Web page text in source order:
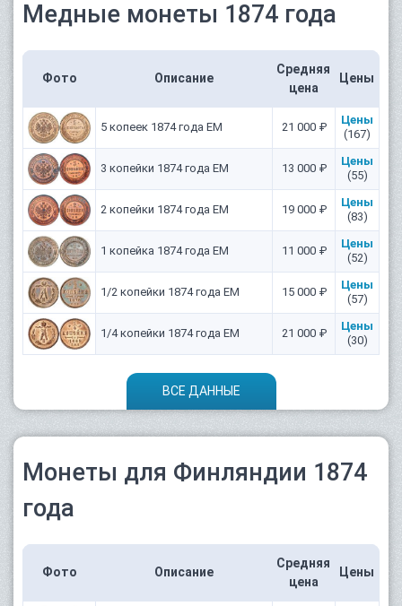
Медные монеты 1874 года
Фото Описание
Средняя
цена
Цены
5 копеек 1874 года ЕМ 21 000 ₽
Цены
(167)
3 копейки 1874 года ЕМ 13 000 ₽
Цены
(55)
2 копейки 1874 года ЕМ 19 000 ₽
Цены
(83)
1 копейка 1874 года ЕМ 11 000 ₽
Цены
(52)
1/2 копейки 1874 года ЕМ 15 000 ₽
Цены
(57)
1/4 копейки 1874 года ЕМ 21 000 ₽
Цены
(30)
ВСЕ ДАННЫЕ
Монеты для Финляндии 1874
года
Фото Описание
Средняя
цена
Цены